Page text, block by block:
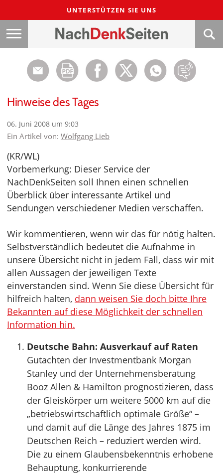
UNTERSTÜTZEN SIE UNS
Hinweise des Tages
06. Juni 2008 um 9:03
Ein Artikel von: Wolfgang Lieb
(KR/WL)
Vorbemerkung: Dieser Service der
NachDenkSeiten soll Ihnen einen schnellen
Überblick über interessante Artikel und
Sendungen verschiedener Medien verschaffen.
Wir kommentieren, wenn wir das für nötig halten.
Selbstverständlich bedeutet die Aufnahme in
unsere Übersicht nicht in jedem Fall, dass wir mit
allen Aussagen der jeweiligen Texte
einverstanden sind. Wenn Sie diese Übersicht für
hilfreich halten, dann weisen Sie doch bitte Ihre
Bekannten auf diese Möglichkeit der schnellen
Information hin.
Deutsche Bahn: Ausverkauf auf Raten
Gutachten der Investmentbank Morgan
Stanley und der Unternehmensberatung
Booz Allen & Hamilton prognostizieren, dass
der Gleiskörper um weitere 5000 km auf die
„betriebswirtschaftlich optimale Größe“ –
und damit auf die Länge des Jahres 1875 im
Deutschen Reich – reduziert werden wird.
Die zu einem Glaubensbekenntnis erhobene
Behauptung, konkurrierende